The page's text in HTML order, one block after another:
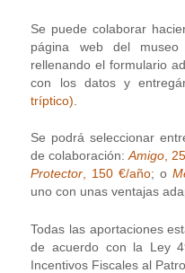
Se puede colaborar
página web del
rellenando el formulario
con los datos y
tríptico)
Se podrá seleccionar
de colaboración:Amigo,
Protector, 150 €/año; o
uno con unas ventajas
Todas las aportaciones
de acuerdo con la Ley
Incentivos Fiscales al